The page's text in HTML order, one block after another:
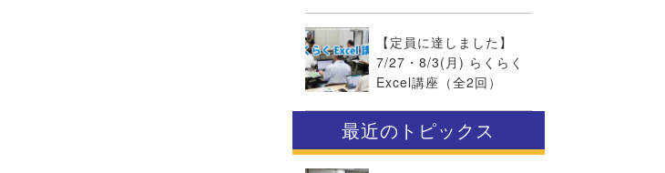
【定員に達しました】
7/27・8/3(月) らくらく
Excel講座（全2回）
最近のトピックス